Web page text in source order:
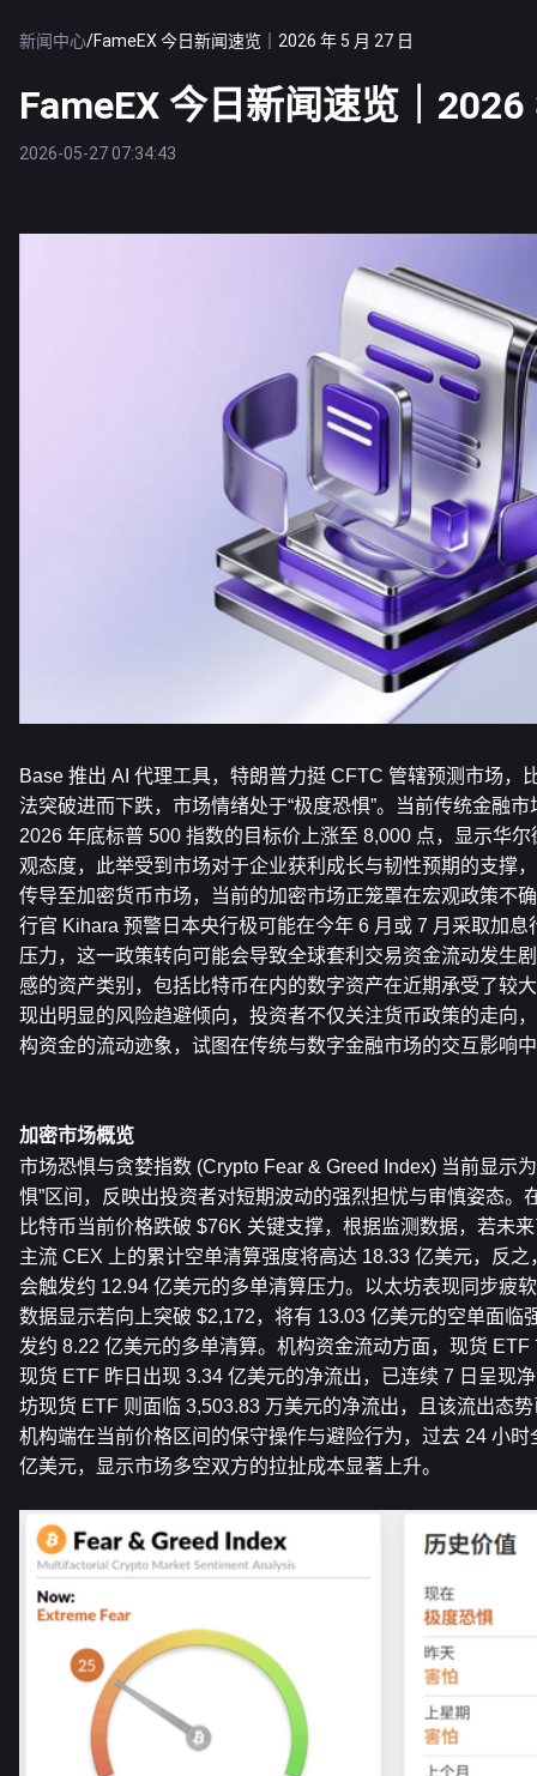
新闻中心/FameEX 今日新闻速览｜2026 年 5 月 27 日
FameEX 今日新闻速览｜
2026-05-27 07:34:43
Base 推出 AI 代理工具，特朗普力挺 CFTC 管辖预测市场，
法突破进而下跌，市场情绪处于“极度恐惧”。当前传统金融
2026 年底标普 500 指数的目标价上涨至 8,000 点，显示华
观态度，此举受到市场对于企业获利成长与韧性预期的支撑
传导至加密货币市场，当前的加密市场正笼罩在宏观政策不
行官 Kihara 预警日本央行极可能在今年 6 月或 7 月采取加
压力，这一政策转向可能会导致全球套利交易资金流动发生
感的资产类别，包括比特币在内的数字资产在近期承受了较
现出明显的风险趋避倾向，投资者不仅关注货币政策的走向
构资金的流动迹象，试图在传统与数字金融市场的交互影响
加密市场概览
市场恐惧与贪婪指数 (Crypto Fear & Greed Index) 当前显示
惧”区间，反映出投资者对短期波动的强烈担忧与审慎姿态。
比特币当前价格跌破 $76K 关键支撑，根据监测数据，若未
主流 CEX 上的累计空单清算强度将高达 18.33 亿美元，反
会触发约 12.94 亿美元的多单清算压力。以太坊表现同步疲
数据显示若向上突破 $2,172，将有 13.03 亿美元的空单面临
发约 8.22 亿美元的多单清算。机构资金流动方面，现货
现货 ETF 昨日出现 3.34 亿美元的净流出，已连续 7 日呈现
坊现货 ETF 则面临 3,503.83 万美元的净流出，且该流出态
机构端在当前价格区间的保守操作与避险行为，过去 24 小
亿美元，显示市场多空双方的拉扯成本显著上升。